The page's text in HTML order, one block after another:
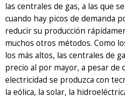
las centrales de gas, a las que
cuando hay picos de demanda
reducir su producción
muchos otros métodos. Como
los más altos, las centrales de
precio al por mayor, a pesar de
electricidad se produzca con
la eólica, la solar, la